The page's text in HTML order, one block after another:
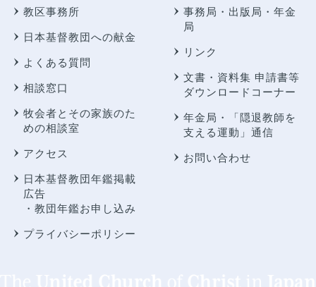
教区事務所
日本基督教団への献金
よくある質問
相談窓口
牧会者とその家族のた
めの相談室
アクセス
日本基督教団年鑑掲載
広告
・教団年鑑お申し込み
プライバシーポリシー
事務局・出版局・年金
局
リンク
文書・資料集 申請書等
ダウンロードコーナー
年金局・
「隠退教師を
支える運動」通信
お問い合わせ